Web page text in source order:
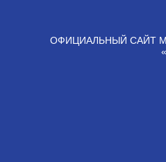
ОФИЦИАЛЬНЫЙ САЙТ